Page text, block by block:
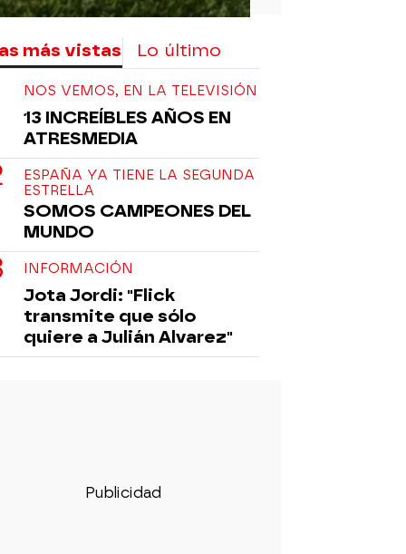
más vistas Lo último
NOS VEMOS, EN LA TELEVISIÓN
13 INCREÍBLES AÑOS EN
ATRESMEDIA
ESPAÑA YA TIENE LA SEGUNDA
ESTRELLA
SOMOS CAMPEONES DEL
MUNDO
INFORMACIÓN
Jota Jordi: "Flick
transmite que sólo
quiere a Julián Alvarez"